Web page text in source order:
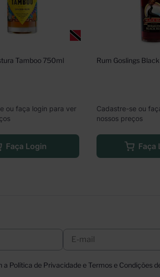
Tamboo 750ml
ou faça login para ver
Faça Login
Rum Goslings
Cadastre-se ou
nossos preços
Faça
Política de Privacidade e Termos e Condições